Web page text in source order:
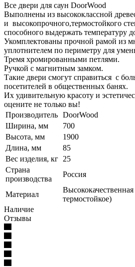
Все двери для саун DoorWood
Выполнены из высококлассной
и высокопрочного,термостойкого
способного выдержать температуру
Укомплектованы прочной рамой из
уплотнителем по периметру для
Тремя хромированными петлями.
Ручкой с магнитным замком.
Такие двери смогут справиться с
посетителей в общественных банях.
Их удивительную красоту и
оцените не только вы!
Производитель DoorWood
Ширина, мм
700
Высота, мм
1900
Длина, мм
85
Вес изделия, кг 25
Страна
производства
Россия
Материал
термостойкое)
Наличие
Отзывы